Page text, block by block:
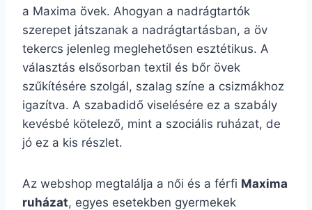
a Maxima övek. Ahogyan a nadrágtartók
szerepet játszanak a nadrágtartásban, a öv
tekercs jelenleg meglehetősen esztétikus. A
választás elsősorban textil és bőr övek
szűkítésére szolgál, szalag színe a csizmákhoz
igazítva. A szabadidő viselésére ez a szabály
kevésbé kötelező, mint a szociális ruházat, de
jó ez a kis részlet.
Az webshop megtalálja a női és a férfi Maxima
ruházat, egyes esetekben gyermekek